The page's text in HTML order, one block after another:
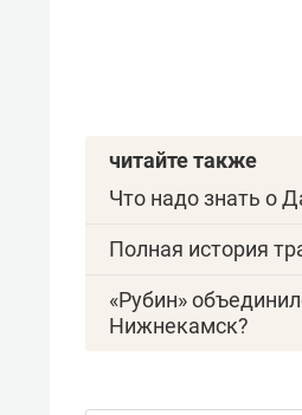
читайте также
Что надо знать о
Полная история
«Рубин»
Нижнекамск?